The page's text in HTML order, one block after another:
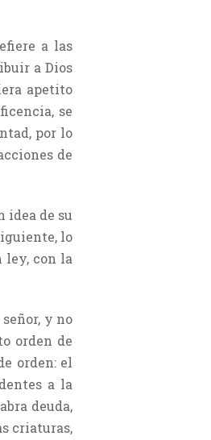
a las
a Dios
apetito
se
por lo
de
idea de su
lo
ley, con la
y no
orden de
orden: el
a la
deuda,
criaturas,